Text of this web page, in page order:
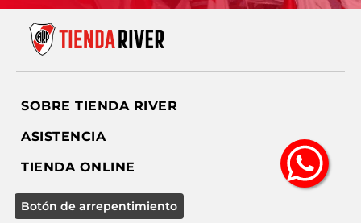
SOBRE TIENDA RIVER
ASISTENCIA
TIENDA ONLINE